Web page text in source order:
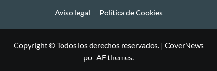
Aviso legal Política de Cookies
Copyright © Todos los derechos reservados. | CoverNews
por AF themes.